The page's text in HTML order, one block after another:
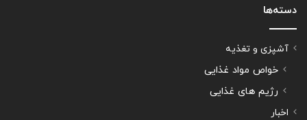
دسته‌ها
آشپزی و تغذیه
خواص مواد غذایی
رژیم های غذایی
اخبار